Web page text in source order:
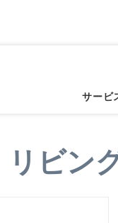
サービ
ビン